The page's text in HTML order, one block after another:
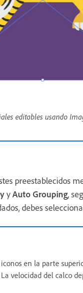
editables usando
preestablecidos
yAuto Grouping,
debes
en la parte
velocidad del calco